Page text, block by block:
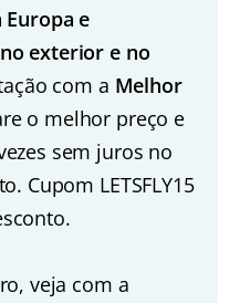
e
exterior e no
com a Melhor
o melhor preço e
sem juros no
Cupom LETSFLY15
veja com a